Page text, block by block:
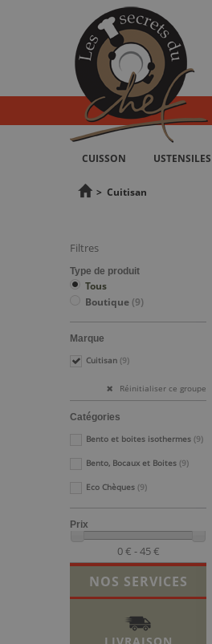
CUISSON USTENSILES
> Cuitisan
Filtres
Type de produit
Tous
Boutique (9)
Marque
Cuitisan (9)
Réinitialiser ce groupe
Catégories
Bento et boites isothermes (9)
Bento, Bocaux et Boites (9)
Eco Chèques (9)
Prix
0 € - 45 €
NOS SERVICES